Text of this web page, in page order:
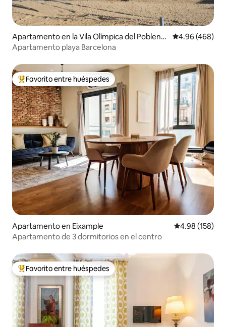
Apartamento en la Vila Olímpica del Pobleno
u
Calificación
4.96 (468)
Apartamento playa Barcelona
Favorito entre huéspedes preferido
Favorito entre huéspedes
Apartamento en Eixample Calificación
4.98 (158)
Apartamento de 3 dormitorios en el centro
Favorito entre huéspedes preferido
Favorito entre huéspedes